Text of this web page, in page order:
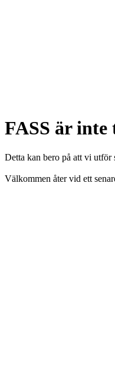
FASS är
Detta kan bero på att vi utför
Välkommen åter vid ett